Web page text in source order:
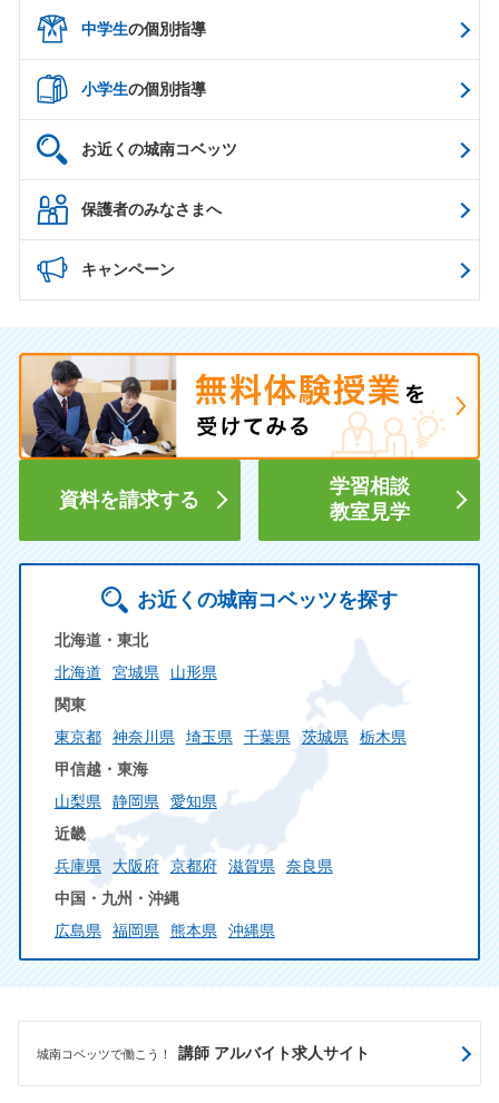
中学生の個別指導
小学生の個別指導
お近くの城南コベッツ
保護者のみなさまへ
キャンペーン
資料を請求する
学習相談
教室見学
お近くの城南コベッツを探す
北海道・東北
北海道
宮城県
山形県
関東
東京都
神奈川県 埼玉県 千葉県 茨城県
栃木県
甲信越・東海
山梨県
静岡県
愛知県
近畿
兵庫県
大阪府 京都府 滋賀県
奈良県
中国・九州・沖縄
広島県
福岡県 熊本県 沖縄県
城南コベッツで働こう！ 講師 アルバイト求人サイト